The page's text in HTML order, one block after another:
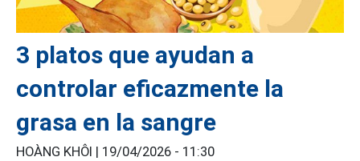
3 platos que ayudan a
controlar eficazmente la
grasa en la sangre
HOÀNG KHÔI | 19/04/2026 - 11:30